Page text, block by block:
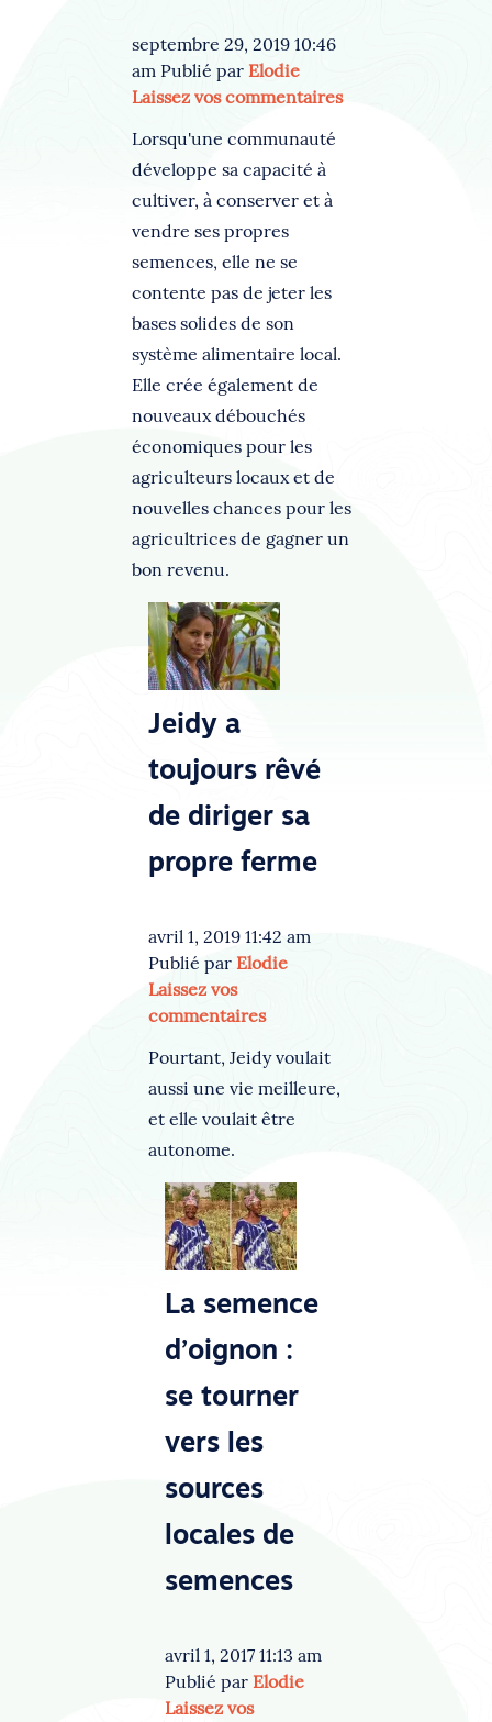
septembre 29, 2019 10:46
am Publié par Elodie
Laissez vos commentaires
Lorsqu'une communauté
développe sa capacité à
cultiver, à conserver et à
vendre ses propres
semences, elle ne se
contente pas de jeter les
bases solides de son
système alimentaire local.
Elle crée également de
nouveaux débouchés
économiques pour les
agriculteurs locaux et de
nouvelles chances pour les
agricultrices de gagner un
bon revenu.
Jeidy a
toujours rêvé
de diriger sa
propre ferme
avril 1, 2019 11:42 am
Publié par Elodie
Laissez vos
commentaires
Pourtant, Jeidy voulait
aussi une vie meilleure,
et elle voulait être
autonome.
La semence
d’oignon :
se tourner
vers les
sources
locales de
semences
avril 1, 2017 11:13 am
Publié par Elodie
Laissez vos